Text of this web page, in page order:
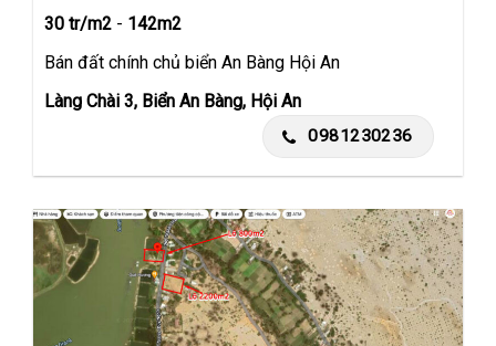
30 tr/m2 - 142m2
Bán đất chính chủ biển An Bàng Hội An
Làng Chài 3, Biển An Bàng, Hội An
0981230236